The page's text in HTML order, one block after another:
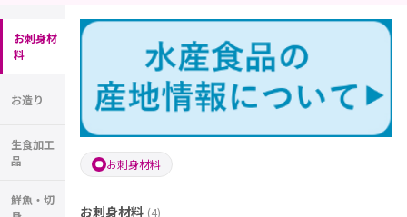
お刺身材
料
お造り
生食加工
品
鮮魚・切
お刺身材料
お刺身材料 (4)